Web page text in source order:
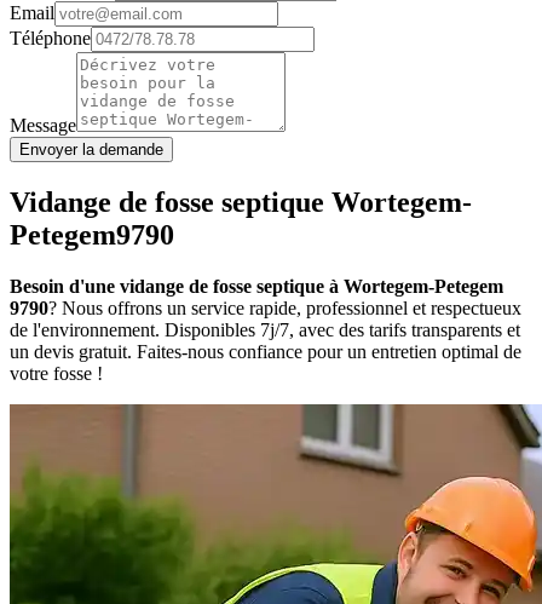
Email
Téléphone
Message
Envoyer la demande
Vidange de fosse septique Wortegem-
Petegem9790
Besoin d'une vidange de fosse septique à Wortegem-Petegem
9790? Nous offrons un service rapide, professionnel et respectueux
de l'environnement. Disponibles 7j/7, avec des tarifs transparents et
un devis gratuit. Faites-nous confiance pour un entretien optimal de
votre fosse !